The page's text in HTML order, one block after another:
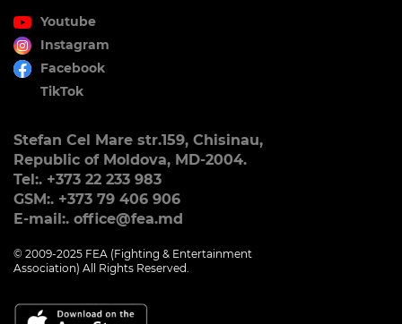
Youtube
Instagram
Facebook
TikTok
Stefan Cel Mare str.159, Chisinau,
Republic of Moldova, MD-2004.
Tel:. +373 22 233 983
GSM:. +373 79 406 906
E-mail:. office@fea.md
© 2009-2025 FEA (Fighting & Entertainment
Association) All Rights Reserved.